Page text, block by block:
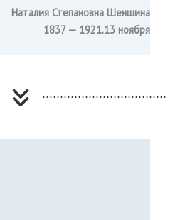
Наталия Степановна Шеншина
1837 — 1921.13 ноября